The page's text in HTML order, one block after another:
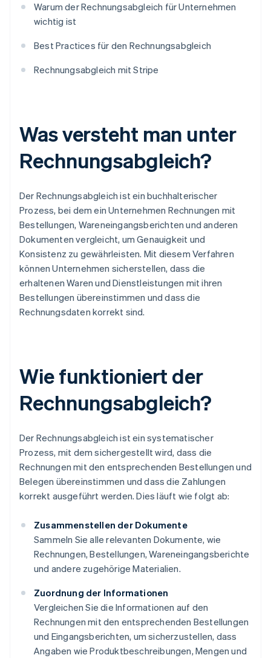
Warum der Rechnungsabgleich für Unternehmen
wichtig ist
Best Practices für den Rechnungsabgleich
Rechnungsabgleich mit Stripe
Was versteht man unter
Rechnungsabgleich?
Der Rechnungsabgleich ist ein buchhalterischer
Prozess, bei dem ein Unternehmen Rechnungen mit
Bestellungen, Wareneingangsberichten und anderen
Dokumenten vergleicht, um Genauigkeit und
Konsistenz zu gewährleisten. Mit diesem Verfahren
können Unternehmen sicherstellen, dass die
erhaltenen Waren und Dienstleistungen mit ihren
Bestellungen übereinstimmen und dass die
Rechnungsdaten korrekt sind.
Wie funktioniert der
Rechnungsabgleich?
Der Rechnungsabgleich ist ein systematischer
Prozess, mit dem sichergestellt wird, dass die
Rechnungen mit den entsprechenden Bestellungen und
Belegen übereinstimmen und dass die Zahlungen
korrekt ausgeführt werden. Dies läuft wie folgt ab:
Zusammenstellen der Dokumente
Sammeln Sie alle relevanten Dokumente, wie
Rechnungen, Bestellungen, Wareneingangsberichte
und andere zugehörige Materialien.
Zuordnung der Informationen
Vergleichen Sie die Informationen auf den
Rechnungen mit den entsprechenden Bestellungen
und Eingangsberichten, um sicherzustellen, dass
Angaben wie Produktbeschreibungen, Mengen und